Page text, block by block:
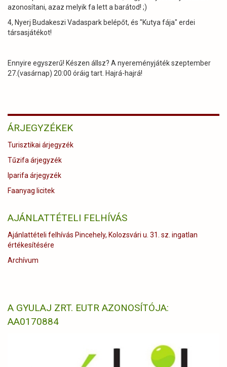
azonosítani, azaz melyik fa lett a barátod! ;)
4, Nyerj Budakeszi Vadaspark belépőt, és "Kutya fája" erdei
társasjátékot!
Ennyire egyszerű! Készen állsz? A nyereményjáték szeptember
27.(vasárnap) 20:00 óráig tart. Hajrá-hajrá!
ÁRJEGYZÉKEK
Turisztikai árjegyzék
Tűzifa árjegyzék
Iparifa árjegyzék
Faanyag licitek
AJÁNLATTÉTELI FELHÍVÁS
Ajánlattételi felhívás Pincehely, Kolozsvári u. 31. sz. ingatlan
értékesítésére
Archívum
A GYULAJ ZRT. EUTR AZONOSÍTÓJA:
AA0170884